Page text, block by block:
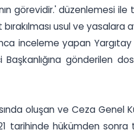
görevidir.' düzenlemesi
usul ve yasalara
inceleme yapan
gönderilen
oluşan ve Ceza Genel
tarihinde hükümden